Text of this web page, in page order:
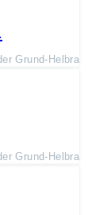
Grund-Helbra
Grund-Helbra